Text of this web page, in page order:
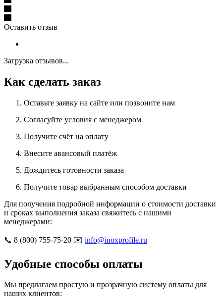
Оставить отзыв
Загрузка отзывов...
Как сделать заказ
Оставьте заявку на сайте или позвоните нам
Согласуйте условия с менеджером
Получите счёт на оплату
Внесите авансовый платёж
Дождитесь готовности заказа
Получите товар выбранным способом доставки
Для получения подробной информации о стоимости доставки
и сроках выполнения заказа свяжитесь с нашими
менеджерами:
📞 8 (800) 755-75-20 ✉️ info@inoxprofile.ru
Удобные способы оплаты
Мы предлагаем простую и прозрачную систему оплаты для
наших клиентов: